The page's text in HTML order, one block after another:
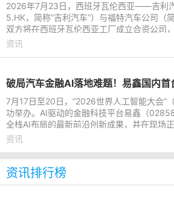
2026年7月23日，西班牙瓦伦西亚——吉利
5.HK，简称“吉利汽车”）与福特汽车公司（
双方将在西班牙瓦伦西亚工厂成立合资公司
市场打造吉利及福特
资讯
7月17日至20日，“2026世界人工智能大会”
功举办。AI驱动的金融科技平台易鑫（
全栈AI布局的最新前沿创新成果，并在现场
融AI智能一体机。该一体
资讯
资讯排行榜